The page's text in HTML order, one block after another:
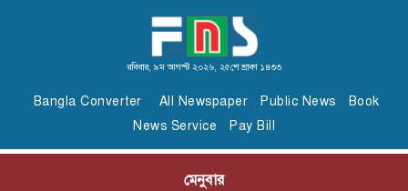
রবিবার, ৯ম আগস্ট ২০২৬, ২৫শে শ্রাবণ ১৪৩৩
Bangla Converter All Newspaper Public News
Book
News Service
Pay Bill
মেনুবার